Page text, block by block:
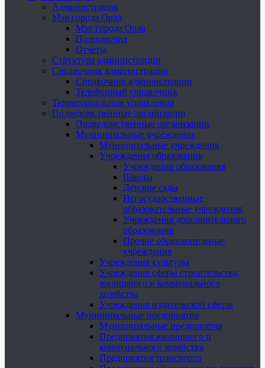
Администрация
Мэр города Орла
Мэр города Орла
Полномочия
Отчеты
Структура администрации
Справочник администрации
Справочник администрации
Телефонный справочник
Территориальные управления
Подведомственные организации
Подведомственные организации
Муниципальные учреждения
Муниципальные учреждения
Учреждения образования
Учреждения образования
Школы
Детские сады
Негосударственные
образовательные учреждения
Учреждения дополнительного
образования
Прочие образовательные
учреждения
Учреждения культуры
Учреждения сферы строительства,
жилищного и коммунального
хозяйства
Учреждения издательской сферы
Муниципальные предприятия
Муниципальные предприятия
Предприятия жилищного и
коммунального хозяйства
Предприятия транспорта